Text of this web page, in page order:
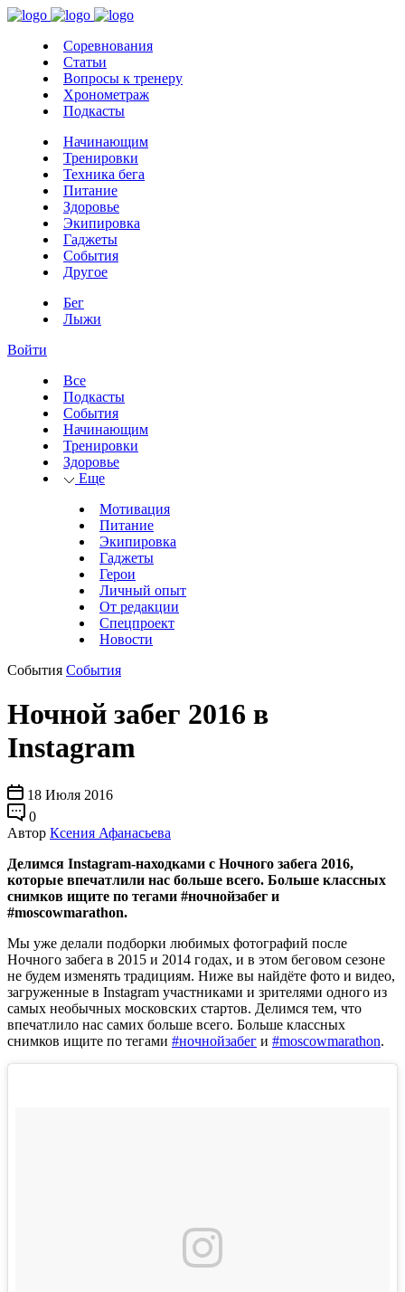
Соревнования
Статьи
Вопросы к тренеру
Хронометраж
Подкасты
Начинающим
Тренировки
Техника бега
Питание
Здоровье
Экипировка
Гаджеты
События
Другое
Бег
Лыжи
Войти
Все
Подкасты
События
Начинающим
Тренировки
Здоровье
Еще
Мотивация
Питание
Экипировка
Гаджеты
Герои
Личный опыт
От редакции
Спецпроект
Новости
События События
Ночной забег 2016 в
Instagram
18 Июля 2016
0
Автор Ксения Афанасьева
Делимся Instagram-находками с Ночного забега 2016,
которые впечатлили нас больше всего. Больше классных
снимков ищите по тегами #ночнойзабег и
#moscowmarathon.
Мы уже делали подборки любимых фотографий после
Ночного забега в 2015 и 2014 годах, и в этом беговом сезоне
не будем изменять традициям. Ниже вы найдёте фото и видео,
загруженные в Instagram участниками и зрителями одного из
самых необычных московских стартов. Делимся тем, что
впечатлило нас самих больше всего. Больше классных
снимков ищите по тегами #ночнойзабег и #moscowmarathon.